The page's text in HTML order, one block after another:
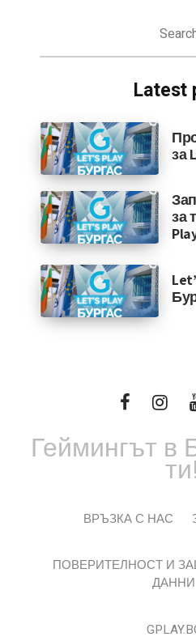
Latest
за
за
Геймингът в
ти!
ВРЪЗКА С НАС
ПОВЕРИТЕЛНОСТ И
ДАННИ